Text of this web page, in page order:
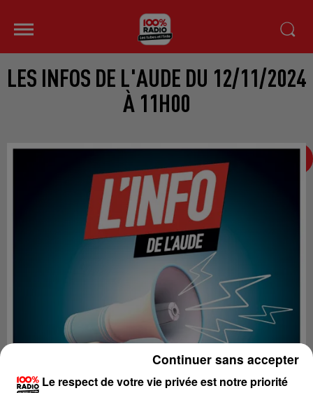
LES INFOS DE L'AUDE DU 12/11/2024
À 11H00
Le respect de votre vie privée est notre priorité
Continuer sans accepter